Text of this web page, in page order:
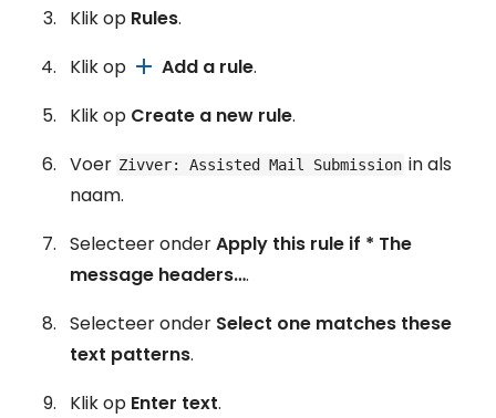
Klik op Rules.
Klik op add Add a rule.
Klik op Create a new rule.
Voer Zivver: Assisted Mail Submission in als
naam.
Selecteer onderApply this rule if * The
message headers….
Selecteer onder Select one matches these
text patterns.
Klik op Enter text.